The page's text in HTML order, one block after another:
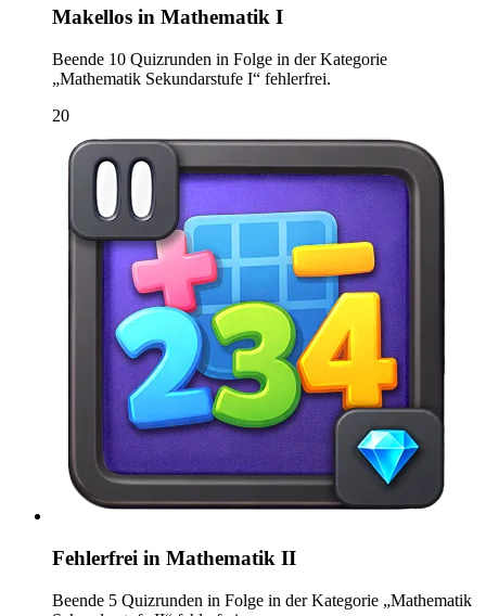
Makellos in Mathematik I
Beende 10 Quizrunden in Folge in der Kategorie
„Mathematik Sekundarstufe I“ fehlerfrei.
20
Fehlerfrei in Mathematik II
Beende 5 Quizrunden in Folge in der Kategorie „Mathematik